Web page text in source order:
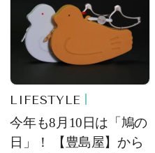
LIFESTYLE
今年も8月10日は「鳩の
日」！ 【豊島屋】から